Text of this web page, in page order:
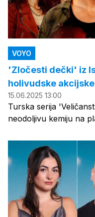
VOYO
'Zločesti dečki' iz
holivudske
15.06.2025 13:00
Turska serija
neodoljivu kemiju na